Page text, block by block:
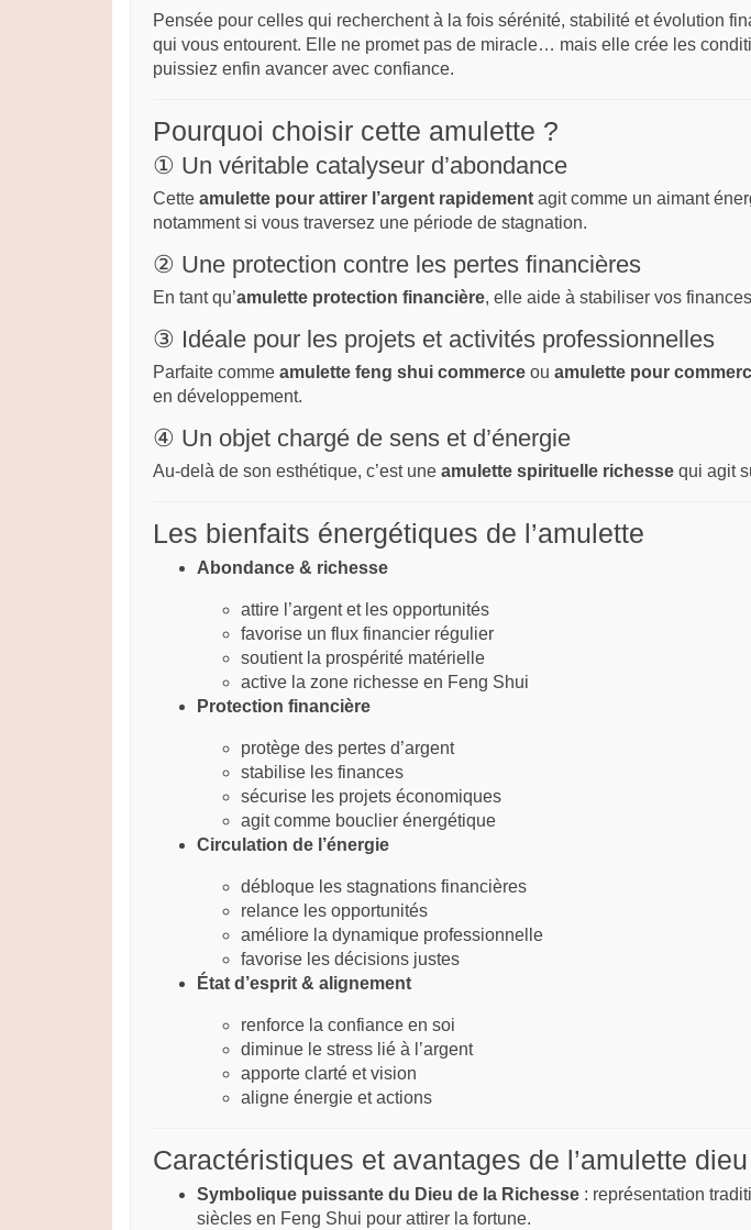
Pensée pour celles qui recherchent à la fois sérénité, stabilité et évolution
qui vous entourent. Elle ne promet pas de miracle… mais elle crée les
puissiez enfin avancer avec confiance.
Pourquoi choisir cette amulette ?
① Un véritable catalyseur d’abondance
Cette amulette pour attirer l’argent rapidement agit comme un aimant
notamment si vous traversez une période de stagnation.
② Une protection contre les pertes financières
En tant qu’amulette protection financière, elle aide à stabiliser vos
③ Idéale pour les projets et activités professionnelles
Parfaite comme amulette feng shui commerce ou amulette pour
en développement.
④ Un objet chargé de sens et d’énergie
Au-delà de son esthétique, c’est une amulette spirituelle richesse qui agit
Les bienfaits énergétiques de l’amulette
Abondance & richesse
attire l’argent et les opportunités
favorise un flux financier régulier
soutient la prospérité matérielle
active la zone richesse en Feng Shui
Protection financière
protège des pertes d’argent
stabilise les finances
sécurise les projets économiques
agit comme bouclier énergétique
Circulation de l’énergie
débloque les stagnations financières
relance les opportunités
améliore la dynamique professionnelle
favorise les décisions justes
État d’esprit & alignement
renforce la confiance en soi
diminue le stress lié à l’argent
apporte clarté et vision
aligne énergie et actions
Caractéristiques et avantages de l’amulette
Symbolique puissante du Dieu de la Richesse : représentation
siècles en Feng Shui pour attirer la fortune.